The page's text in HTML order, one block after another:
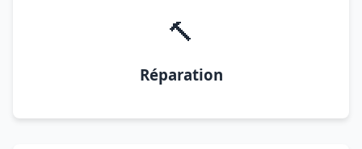
🔨
Réparation